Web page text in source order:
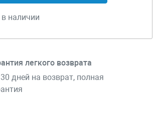
в наличии
легкого возврата
дней на возврат, полная